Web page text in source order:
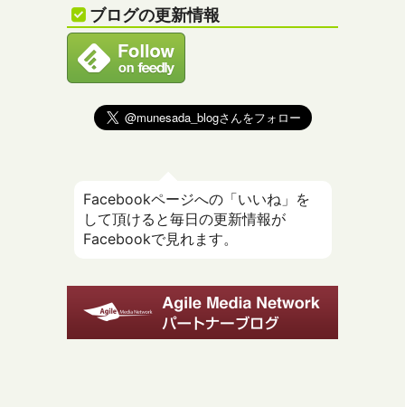
ブログの更新情報
Facebookページへの「いいね」を
して頂けると毎日の更新情報が
Facebookで見れます。